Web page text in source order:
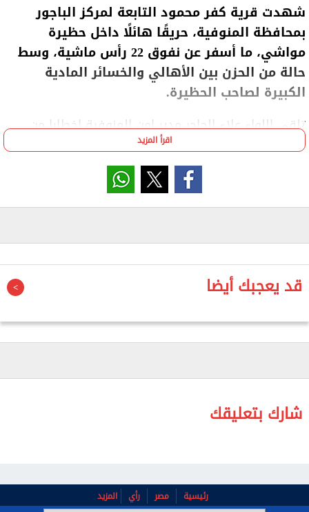
شهدت قرية كفر محمود التابعة لمركز الباجور
بمحافظة المنوفية، حريقًا هائلًا داخل حظيرة
مواشي، ما أسفر عن نفوق 22 رأس ماشية، وسط
حالة من الحزن بين الأهالي والخسائر المادية
الكبيرة لصاحب الحظيرة.
تلقى اللواء علاء الجاحر مدير امن المنوفية اخطارا من
مامور مركز شرطة الباجور يفيد بنشوب حريق داخل حظيرة
مواشي بالقرية، وعلى الفور انتقلت قوات الحماية المدنية
مدعومة بعدد من سيارات الإطفاء إلى موقع البلاغ، وتم
فرض كردون أمني لمحاصرة النيران ومنع امتدادها إلى
وإخماده بعد جهود مكثفة، إلا أن النيران التهمت عددًا
كبيرًا من رؤوس الماشية داخل الحظيرة، ما أدى إلى نفوق
22 رأسًا، فضلًا عن احتراق كميات من الأعلاف وبعض
محتويات المكان.
رجحت المعاينة الأولية أن يكون ماس كهربائي وراء اندلاع
الحريق، وتم اتخاذ الإجراءات القانونية اللازمة حيال
اقرأ المزيد
قد يعجبك أيضا
شارك بتعليقك
رئيسية مصر رأي المزيد